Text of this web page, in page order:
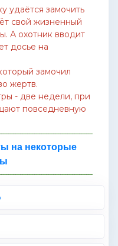
удаётся замочить
свой жизненный
А охотник вводит
досье на
замочил
жертв.
- две недели, при
повседневную
на некоторые